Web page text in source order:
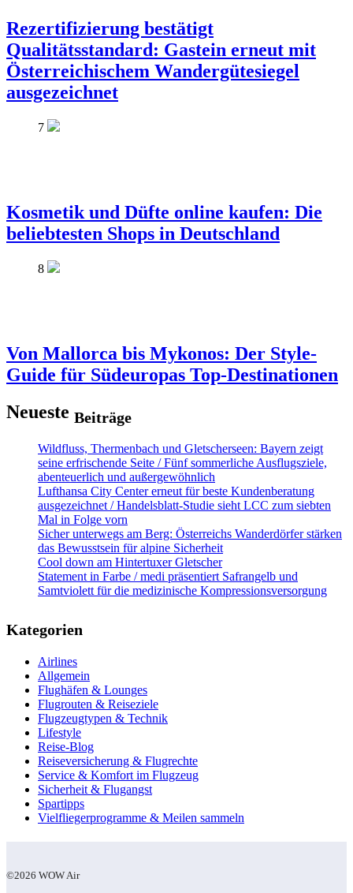
Rezertifizierung bestätigt
Qualitätsstandard: Gastein erneut mit
Österreichischem Wandergütesiegel
ausgezeichnet
7
Kosmetik und Düfte online kaufen: Die
beliebtesten Shops in Deutschland
8
Von Mallorca bis Mykonos: Der Style-
Guide für Südeuropas Top-Destinationen
Neueste Beiträge
Wildfluss, Thermenbach und Gletscherseen: Bayern zeigt
seine erfrischende Seite / Fünf sommerliche Ausflugsziele,
abenteuerlich und außergewöhnlich
Lufthansa City Center erneut für beste Kundenberatung
ausgezeichnet / Handelsblatt-Studie sieht LCC zum siebten
Mal in Folge vorn
Sicher unterwegs am Berg: Österreichs Wanderdörfer stärken
das Bewusstsein für alpine Sicherheit
Cool down am Hintertuxer Gletscher
Statement in Farbe / medi präsentiert Safrangelb und
Samtviolett für die medizinische Kompressionsversorgung
Kategorien
Airlines
Allgemein
Flughäfen & Lounges
Flugrouten & Reiseziele
Flugzeugtypen & Technik
Lifestyle
Reise-Blog
Reiseversicherung & Flugrechte
Service & Komfort im Flugzeug
Sicherheit & Flugangst
Spartipps
Vielfliegerprogramme & Meilen sammeln
©2026 WOW Air